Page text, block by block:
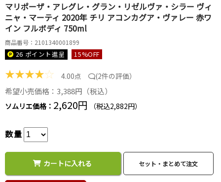
マリポーザ・アレグレ・グラン・リゼルヴァ・シラー ヴィ
ニャ・マーティ 2020年 チリ アコンカグア・ヴァレー 赤ワ
イン フルボディ 750ml
商品番号：2101340001899
26 ポイント進呈 15%OFF
★★★★☆ 4.00点 (2件の評価）
希望小売価格：3,388円（税込）
ソムリエ価格： 2,620円 （税込2,882円）
数量
カートに入れる